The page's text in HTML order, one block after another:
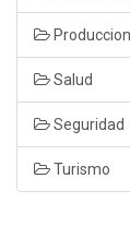
Produccion
Salud
Seguridad
Turismo